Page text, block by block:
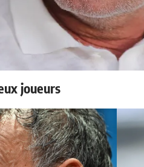
joueurs